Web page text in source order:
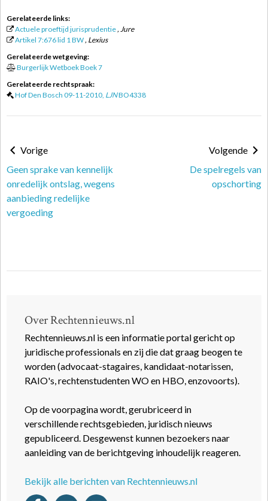
Gerelateerde links:
Actuele proeftijd jurisprudentie, Jure
Artikel 7:676 lid 1 BW, Lexius
Gerelateerde wetgeving:
Burgerlijk Wetboek Boek 7
Gerelateerde rechtspraak:
Hof Den Bosch 09-11-2010, LJNBO4338
Vorige
Geen sprake van kennelijk
onredelijk ontslag, wegens
aanbieding redelijke
vergoeding
Volgende
De spelregels van
opschorting
Over Rechtennieuws.nl
Rechtennieuws.nl is een informatie portal gericht op
juridische professionals en zij die dat graag beogen te
worden (advocaat-stagaires, kandidaat-notarissen,
RAIO's, rechtenstudenten WO en HBO, enzovoorts).
Op de voorpagina wordt, gerubriceerd in
verschillende rechtsgebieden, juridisch nieuws
gepubliceerd. Desgewenst kunnen bezoekers naar
aanleiding van de berichtgeving inhoudelijk reageren.
Bekijk alle berichten van Rechtennieuws.nl